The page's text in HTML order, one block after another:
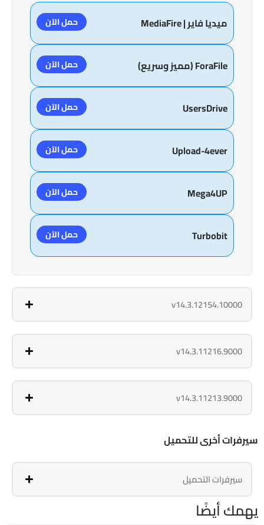
ميديا فاير | MediaFire حمل الآن
ForaFile (مميز وسريع) حمل الآن
UsersDrive حمل الآن
Upload-4ever حمل الآن
Mega4UP حمل الآن
Turbobit حمل الآن
v14.3.12154.10000
v14.3.11216.9000
v14.3.11213.9000
سيرفرات أخرى للتحميل
سيرفرات التحميل
يهمك أيضًا